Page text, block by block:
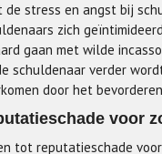
de stress en angst bij
zich
gaan met wilde
schuldenaar verder
door het
voor
tot reputatieschade